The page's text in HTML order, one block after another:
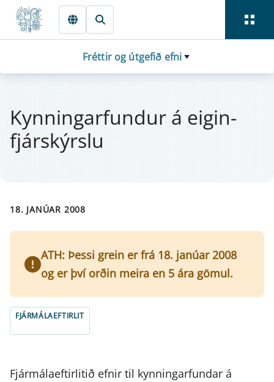
Fara beint í Meginmál
Fréttir og útgefið efni
Kynn­ing­a­r­fund­ur á eig­in­
fjár­skýrslu
18. JANÚAR 2008
ATH: Þessi grein er frá 18. janúar 2008
og er því orðin meira en 5 ára gömul.
FJÁRMÁLAEFTIRLIT
Fjármálaeftirlitið efnir til kynningarfundar á